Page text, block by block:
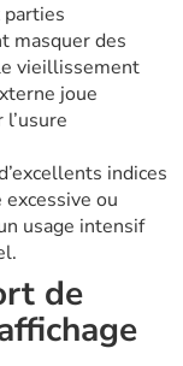
masquer des
vieillissement
joue
indices
ou
usage intensif
de